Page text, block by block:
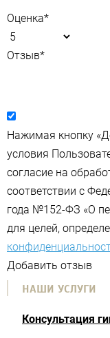
Оценка*
Отзыв*
Нажимая кнопку
условия
согласие на
соответствии с
года №152-ФЗ «О
для целей,
Добавить отзыв
НАШИ УСЛУГИ
Консультация